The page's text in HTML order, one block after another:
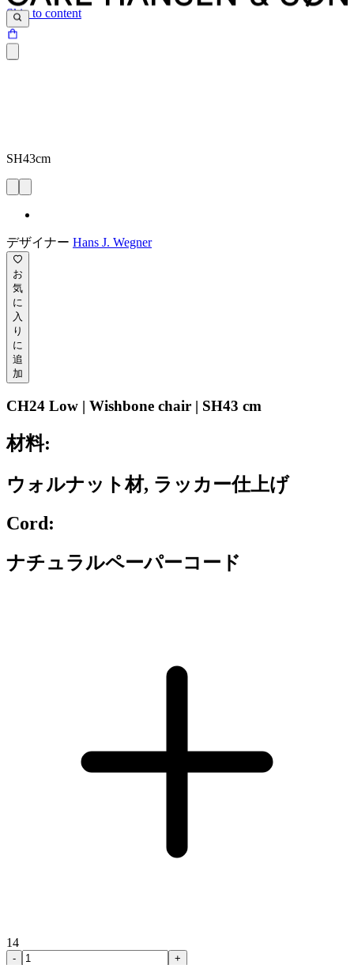
Skip to content
SH43cm
デザイナー Hans J. Wegner
お
気
に
入
り
に
追
加
CH24 Low | Wishbone chair | SH43 cm
材料:
ウォルナット材, ラッカー仕上げ
Cord:
ナチュラルペーパーコード
14
- +